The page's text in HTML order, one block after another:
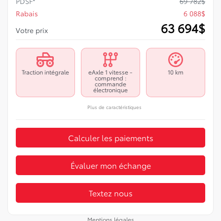
Rabais
6 088$
Votre prix
63 694$
Traction intégrale eAxle 1 vitesse -
comprend :
commande
électronique
10 km
Plus de caractéristiques
Calculer les paiements
Évaluer mon échange
Textez nous
Mentions légales